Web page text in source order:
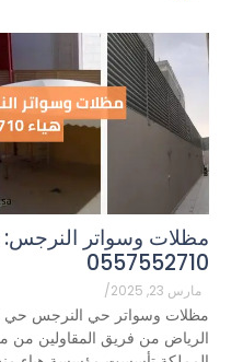
مظلات وسواتر
0557552710
مارس 23, 2025 /
مظلات وسواتر حي النرجس حي
الرياض من فريق المقاولين من